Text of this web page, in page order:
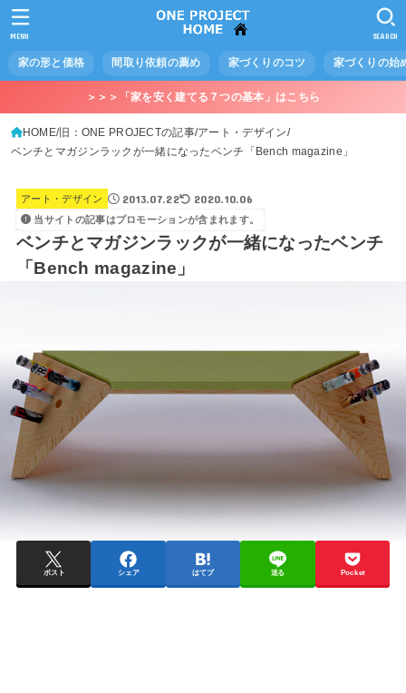
家の形と価格 間取り依頼の薦め 家づくりのコツ 家づくりの始
SEARCH
MENU
＞＞＞「家を安く建てる７つの基本」はこちら
HOME 旧：ONE PROJECTの記事 アート・デザイン
ベンチとマガジンラックが一緒になったベンチ「Bench magazine」
アート・デザイン 2013.07.22 2020.10.06
当サイトの記事はプロモーションが含まれます。
ベンチとマガジンラックが一緒になったベンチ
「Bench magazine」
ポスト シェア はてブ 送る Pocket